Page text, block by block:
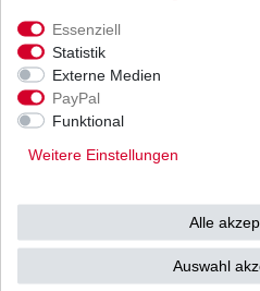
Versand
Ab einem Warenwert von
500 Euro versenden wir
Essenziell
Statistik
Externe Medien
PayPal
Funktional
Weitere Einstellungen
Alle
Auswahl